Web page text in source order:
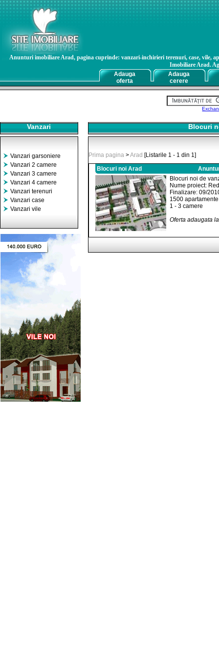
Anunturi imobiliare Arad, pagina cuprinde: vanzari-inchirieri terenuri, case, vile,
Imobiliare Arad.
Adauga
oferta
Adauga
cerere
Vanzari
Vanzari garsoniere
Vanzari 2 camere
Vanzari 3 camere
Vanzari 4 camere
Vanzari terenuri
Vanzari case
Vanzari vile
Blocuri
Prima pagina >Arad [Listarile 1 - 1 din 1]
Blocuri noi Arad
Blocuri noi de
Nume proiect:
Finalizare: 09/
1500 apartamente
1 - 3 camere
Oferta adaugata